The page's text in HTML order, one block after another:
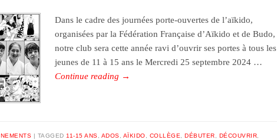
Dans le cadre des journées porte-ouvertes de l’aïkido,
organisées par la Fédération Française d’Aïkido et de Budo,
notre club sera cette année ravi d’ouvrir ses portes à tous les
jeunes de 11 à 15 ans le Mercredi 25 septembre 2024 …
Continue reading →
TAGGED 11-15 ANS, ADOS, AÏKIDO, COLLÈGE, DÉBUTER, DÉCOUVRIR,